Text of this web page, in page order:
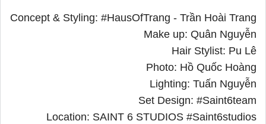
Concept & Styling: #HausOfTrang - Trần Hoài Trang
Make up: Quân Nguyễn
Hair Stylist: Pu Lê
Photo: Hồ Quốc Hoàng
Lighting: Tuấn Nguyễn
Set Design: #Saint6team
Location: SAINT 6 STUDIOS #Saint6studios